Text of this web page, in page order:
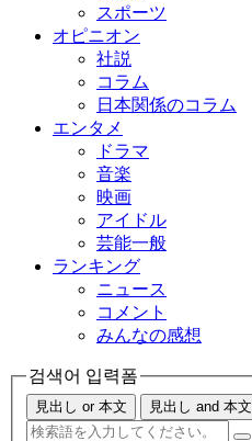
スポーツ
オピニオン
社説
コラム
日本関係のコラム
エンタメ
ドラマ
音楽
映画
アイドル
芸能一般
ランキング
ニュース
コメント
みんなの感想
검색어 입력폼
見出し or 本文 見出し and 本文